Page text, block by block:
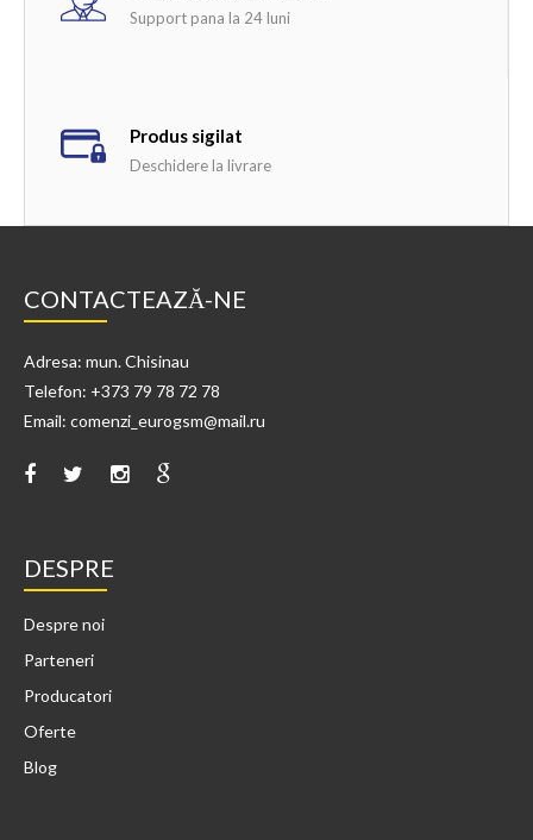
Support pana la 24 luni
Produs sigilat
Deschidere la livrare
CONTACTEAZĂ-NE
Adresa: mun. Chisinau
Telefon: +373 79 78 72 78
Email: comenzi_eurogsm@mail.ru
DESPRE
Despre noi
Parteneri
Producatori
Oferte
Blog